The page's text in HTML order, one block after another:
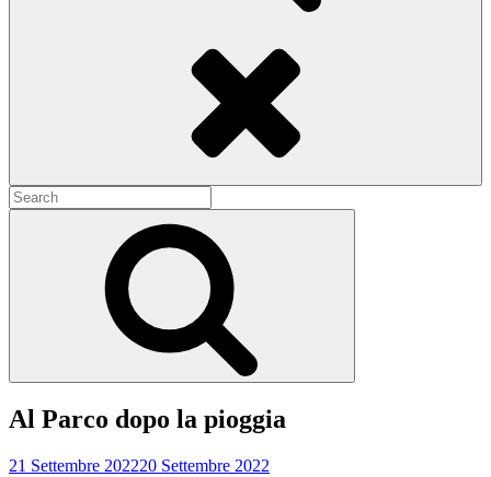
Search
for:
Al Parco dopo la pioggia
21 Settembre 202220 Settembre 2022